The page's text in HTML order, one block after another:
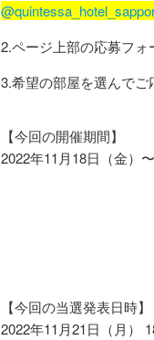
2.ページ上部の応募フ
3.希望の部屋を選んでご
【今回の開催期間】
2022年11月18日（金）
【今回の当選発表日時】
2022年11月21日（月）